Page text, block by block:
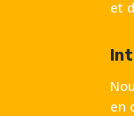
et
en